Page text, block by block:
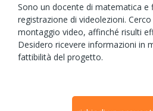
Sono un docente di matematica e
registrazione di videolezioni.
montaggio video, affinché risulti
Desidero ricevere informazioni in
fattibilità del progetto.